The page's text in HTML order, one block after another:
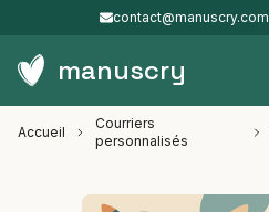
contact@manuscry.com
manuscry
Accueil
Courriers
personnalisés